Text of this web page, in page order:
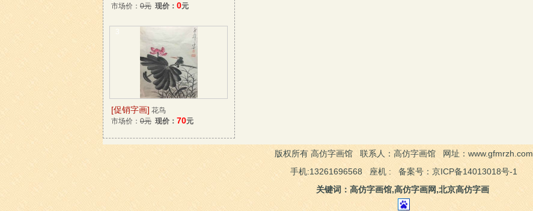
市场价： 0元 现价： 0元
[促销字画] 花鸟
市场价： 0元 现价： 70元
版权所有 高仿字画馆 联系人：高仿字画馆 网址：www.gfmrzh.com
手机:13261696568 座机 : 备案号：京ICP备14013018号-1
关键词：高仿字画馆,高仿字画网,北京高仿字画